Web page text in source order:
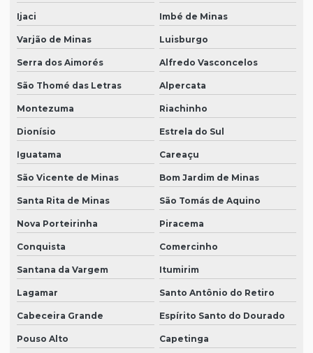
Ijaci Imbé de Minas
Varjão de Minas Luisburgo
Serra dos Aimorés Alfredo Vasconcelos
São Thomé das Letras Alpercata
Montezuma Riachinho
Dionísio Estrela do Sul
Iguatama Careaçu
São Vicente de Minas Bom Jardim de Minas
Santa Rita de Minas São Tomás de Aquino
Nova Porteirinha Piracema
Conquista Comercinho
Santana da Vargem Itumirim
Lagamar Santo Antônio do Retiro
Cabeceira Grande Espírito Santo do Dourado
Pouso Alto Capetinga